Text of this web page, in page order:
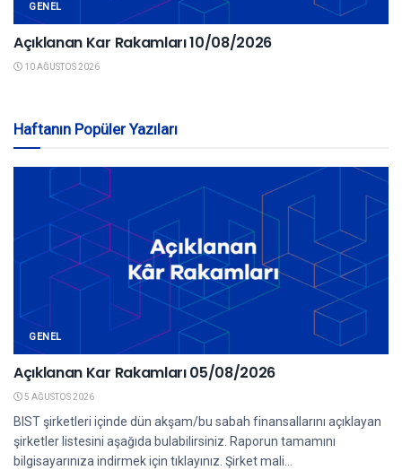
GENEL
Açıklanan Kar Rakamları 10/08/2026
10 AĞUSTOS 2026
Haftanın Popüler Yazıları
GENEL
Açıklanan Kar Rakamları 05/08/2026
5 AĞUSTOS 2026
BIST şirketleri içinde dün akşam/bu sabah finansallarını açıklayan
şirketler listesini aşağıda bulabilirsiniz. Raporun tamamını
bilgisayarınıza indirmek için tıklayınız. Şirket mali...